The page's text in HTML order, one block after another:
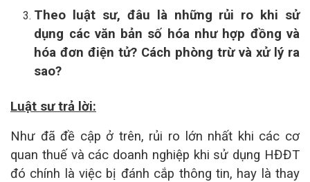
Theo luật sư, đâu là những rủi ro khi sử
dụng các văn bản số hóa như hợp đồng và
hóa đơn điện tử? Cách phòng trừ và xử lý ra
sao?
Luật sư trả lời:
Như đã đề cập ở trên, rủi ro lớn nhất khi các cơ
quan thuế và các doanh nghiệp khi sử dụng HĐĐT
đó chính là việc bị đánh cắp thông tin, hay là thay